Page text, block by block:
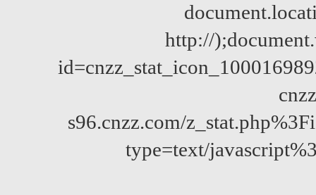
http://
s96.cnzz.com/
type=text/